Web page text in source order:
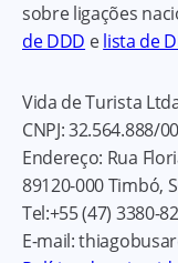
sobre ligações
de DDD elista de
Vida de Turista
CNPJ:32.564.888/
Endereço: Rua
89120-000Timbó,
Tel:+55 (47) 3380-
E-mail: